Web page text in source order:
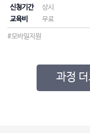
신청기간
상시
교육비
무료
#모바일지원
과정 더